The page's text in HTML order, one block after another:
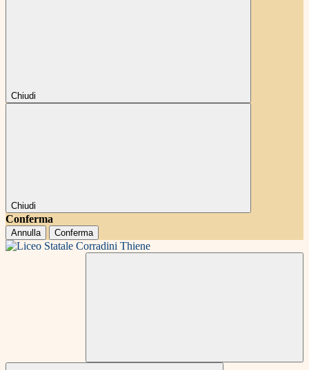
Chiudi
Chiudi
Conferma
Annulla Conferma